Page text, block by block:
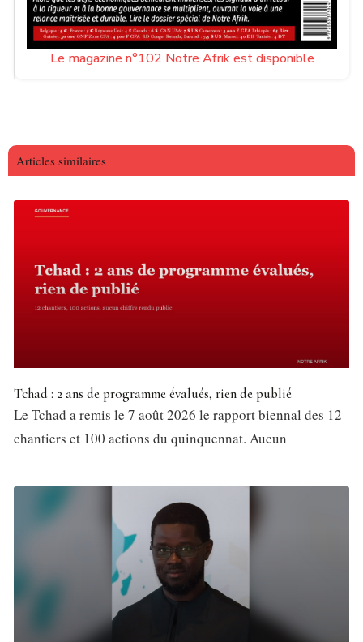
Le magazine n°102 Notre Afrik est disponible
Articles similaires
Tchad : 2 ans de programme évalués, rien de publié
Le Tchad a remis le 7 août 2026 le rapport biennal des 12
chantiers et 100 actions du quinquennat. Aucun